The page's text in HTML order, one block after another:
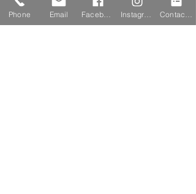
- ספרים לבית הספר היסודי
- ספרים לחטיבת הביניים
Phone Email